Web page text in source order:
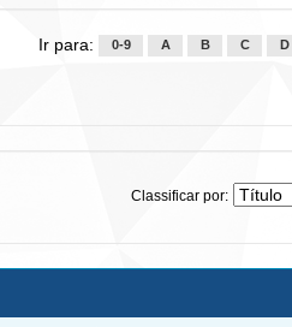
Ir para: 0-9 A B C D
Classificar por: